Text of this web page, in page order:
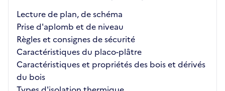
Lecture de plan, de schéma
Prise d'aplomb et de niveau
Règles et consignes de sécurité
Caractéristiques du placo-plâtre
Caractéristiques et propriétés des bois et dérivés
du bois